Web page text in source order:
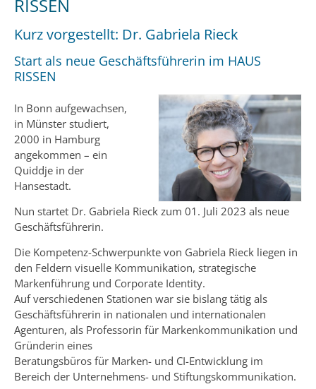
RISSEN
Kurz vorgestellt: Dr. Gabriela Rieck
Start als neue Geschäftsführerin im HAUS
RISSEN
In Bonn aufgewachsen,
in Münster studiert,
2000 in Hamburg
angekommen – ein
Quiddje in der
Hansestadt.
Nun startet Dr. Gabriela Rieck zum 01. Juli 2023 als neue
Geschäftsführerin.
Die Kompetenz-Schwerpunkte von Gabriela Rieck liegen in
den Feldern visuelle Kommunikation, strategische
Markenführung und Corporate Identity.
Auf verschiedenen Stationen war sie bislang tätig als
Geschäftsführerin in nationalen und internationalen
Agenturen, als Professorin für Markenkommunikation und
Gründerin eines
Beratungsbüros für Marken- und CI-Entwicklung im
Bereich der Unternehmens- und Stiftungskommunikation.